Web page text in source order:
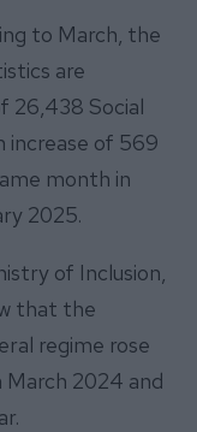
to March, the
are
26,438 Social
increase of 569
month in
2025.
of Inclusion,
that the
regime rose
March 2024 and